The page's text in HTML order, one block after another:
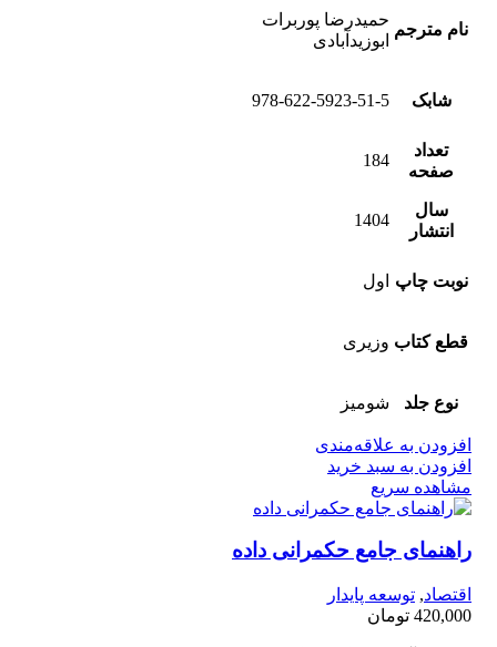
نام مترجم
حمیدرضا پوربرات
ابوزیدآبادی
شابک 978-622-5923-51-5
تعداد
صفحه
184
سال
انتشار
1404
نوبت چاپ اول
قطع کتاب وزیری
نوع جلد شومیز
افزودن به علاقه‌مندی
افزودن به سبد خرید
مشاهده سریع
راهنمای جامع حکمرانی داده
اقتصاد, توسعه پایدار
420,000 تومان